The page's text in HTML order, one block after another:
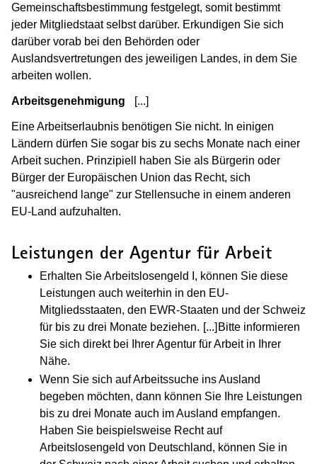
Gemeinschaftsbestimmung festgelegt, somit bestimmt
jeder Mitgliedstaat selbst darüber. Erkundigen Sie sich
darüber vorab bei den Behörden oder
Auslandsvertretungen des jeweiligen Landes, in dem Sie
arbeiten wollen.
Arbeitsgenehmigung [...]
Eine Arbeitserlaubnis benötigen Sie nicht. In einigen
Ländern dürfen Sie sogar bis zu sechs Monate nach einer
Arbeit suchen. Prinzipiell haben Sie als Bürgerin oder
Bürger der Europäischen Union das Recht, sich
"ausreichend lange" zur Stellensuche in einem anderen
EU-Land aufzuhalten.
Leistungen der Agentur für Arbeit
Erhalten Sie Arbeitslosengeld I, können Sie diese
Leistungen auch weiterhin in den EU-
Mitgliedsstaaten, den EWR-Staaten und der Schweiz
für bis zu drei Monate beziehen. [...] (Wird in einem
Bitte informieren
Sie sich direkt bei Ihrer Agentur für Arbeit in Ihrer
Nähe.
Wenn Sie sich auf Arbeitssuche ins Ausland
begeben möchten, dann können Sie Ihre Leistungen
bis zu drei Monate auch im Ausland empfangen.
Haben Sie beispielsweise Recht auf
Arbeitslosengeld von Deutschland, können Sie in